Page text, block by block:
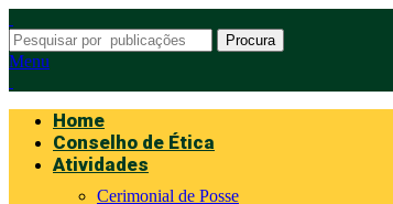
Procura
Menu
Home
Conselho de Ética
Atividades
Cerimonial de Posse